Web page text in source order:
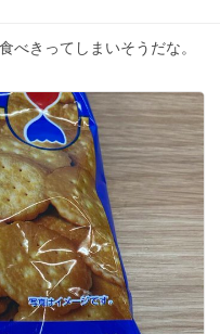
べきってしまいそうだな。